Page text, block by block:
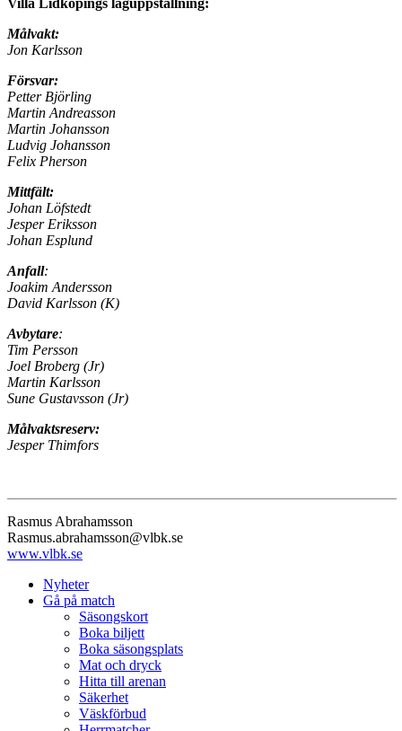
Villa Lidköpings laguppställning:
Målvakt:
Jon Karlsson
Försvar:
Petter Björling
Martin Andreasson
Martin Johansson
Ludvig Johansson
Felix Pherson
Mittfält:
Johan Löfstedt
Jesper Eriksson
Johan Esplund
Anfall:
Joakim Andersson
David Karlsson (K)
Avbytare:
Tim Persson
Joel Broberg (Jr)
Martin Karlsson
Sune Gustavsson (Jr)
Målvaktsreserv:
Jesper Thimfors
Rasmus Abrahamsson
Rasmus.abrahamsson@vlbk.se
www.vlbk.se
Nyheter
Gå på match
Säsongskort
Boka biljett
Boka säsongsplats
Mat och dryck
Hitta till arenan
Säkerhet
Väskförbud